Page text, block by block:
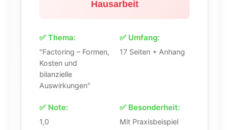
Hausarbeit
✅ Thema:
"Factoring – Formen,
Kosten und
bilanzielle
Auswirkungen"
✅ Umfang:
17 Seiten + Anhang
✅ Note:
1,0
✅ Besonderheit:
Mit Praxisbeispiel